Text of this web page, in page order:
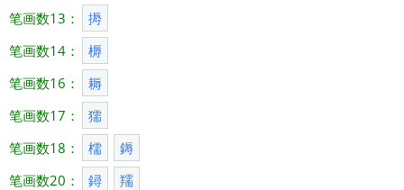
笔画数13：
搙
笔画数14：
槈
笔画数16：
耨
笔画数17：
獳
笔画数18：
檽
鎒
笔画数20：
鐞 羺